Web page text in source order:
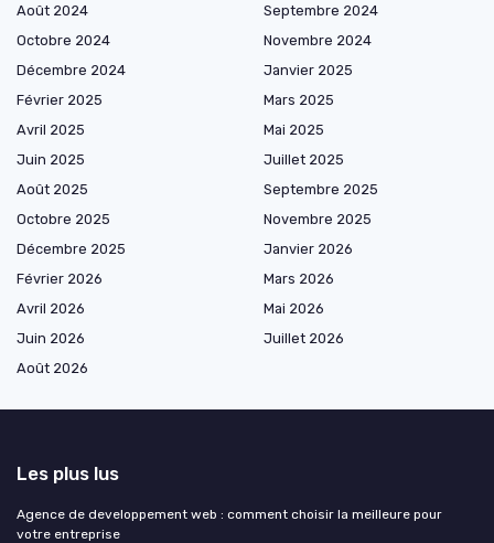
Août 2024
Septembre 2024
Octobre 2024
Novembre 2024
Décembre 2024
Janvier 2025
Février 2025
Mars 2025
Avril 2025
Mai 2025
Juin 2025
Juillet 2025
Août 2025
Septembre 2025
Octobre 2025
Novembre 2025
Décembre 2025
Janvier 2026
Février 2026
Mars 2026
Avril 2026
Mai 2026
Juin 2026
Juillet 2026
Août 2026
Les plus lus
Agence de developpement web : comment choisir la meilleure pour
votre entreprise